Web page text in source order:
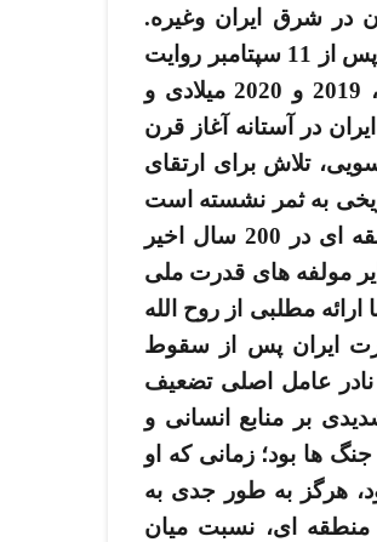
در شرق ایران وغیره.
فصل چهارم احیای قدرت منطقه­ ای ایران را در سال­ های پس از 11 سپتامبر روایت
می ­کند و در سخن پایانی کتاب، تحولات سال­ های 2018، 2019 و 2020 میلادی و
در آستانه آغاز قرن
تلاش برای ارتقای
به ثمر نشسته است
و ایران به بالاترین حد از ضریب بازدارندگی دفاعی و منطقه ­ای در 200 سال اخیر
مولفه ­های قدرت ملی
مطلبی از روح الله
ایران پس از سقوط
عامل اصلی تضعیف
بر منابع انسانی و
جنگ­ ها بود؛ زمانی که او
هرگز به طور جدی به
­ای، نسبت میان